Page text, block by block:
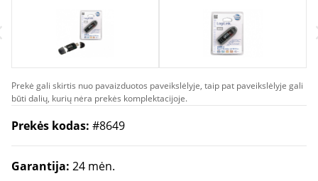
Prekė gali skirtis nuo pavaizduotos paveikslėlyje, taip pat paveikslėlyje gali
būti dalių, kurių nėra prekės komplektacijoje.
Prekės kodas: #8649
Garantija: 24 mėn.